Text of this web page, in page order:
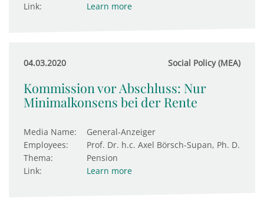
Link:
Learn more
04.03.2020 Social Policy (MEA)
Kommission vor Abschluss: Nur
Minimalkonsens bei der Rente
Media Name:
General-Anzeiger
Employees:
Prof. Dr. h.c. Axel Börsch-Supan, Ph. D.
Thema:
Pension
Link:
Learn more